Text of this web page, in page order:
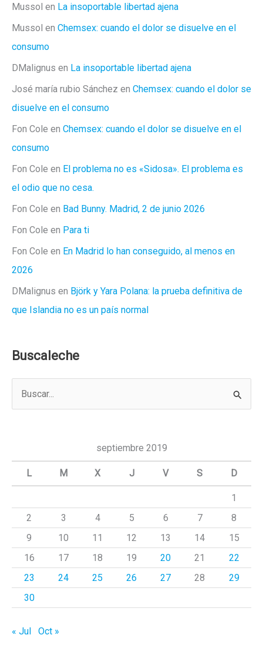
Mussol en La insoportable libertad ajena
Mussol en Chemsex: cuando el dolor se disuelve en el
consumo
DMalignus en La insoportable libertad ajena
José maría rubio Sánchez en Chemsex: cuando el dolor se
disuelve en el consumo
Fon Cole en Chemsex: cuando el dolor se disuelve en el
consumo
Fon Cole en El problema no es «Sidosa». El problema es
el odio que no cesa.
Fon Cole en Bad Bunny. Madrid, 2 de junio 2026
Fon Cole en Para ti
Fon Cole en En Madrid lo han conseguido, al menos en
2026
DMalignus en Björk y Yara Polana: la prueba definitiva de
que Islandia no es un país normal
Buscaleche
a
septiembre 2019
L M X J V S D
1
2
3 4 5 6 7
8
9
10 11 12 13 14
15
16
17 18 19 20 21
22
23
24 25 26 27 28
29
30
« Jul Oct »